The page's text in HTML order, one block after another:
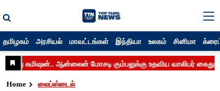
தமிழகம் அரசியல் மாவட்டங்கள் இந்தியா உலகம் சினிமா
Home லைப்ஸ்டைல்